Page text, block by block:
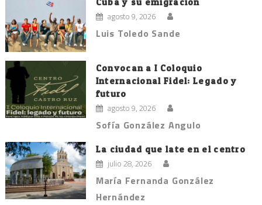
agosto 9, 2026
Luis Toledo Sande
Convocan a I Coloquio
Internacional Fidel: Legado y
futuro
agosto 9, 2026
Sofía González Angulo
La ciudad que late en el centro
julio 28, 2026
María Fernanda González
Hernández